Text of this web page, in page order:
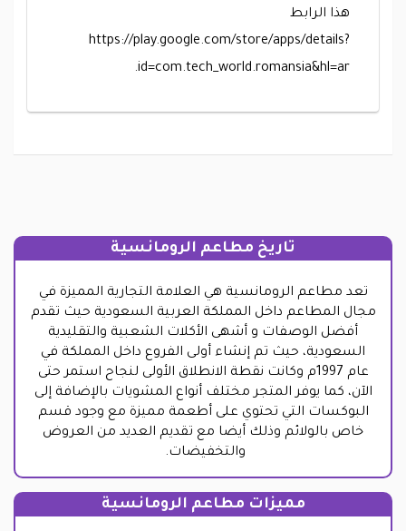
هذا الرابط
https://play.google.com/store/apps/details?
id=com.tech_world.romansia&hl=ar.
تاريخ مطاعم الرومانسية
تعد مطاعم الرومانسية هي العلامة التجارية المميزة في
مجال المطاعم داخل المملكة العربية السعودية حيث تقدم
أفضل الوصفات و أشهى الأكلات الشعبية والتقليدية
السعودية، حيث تم إنشاء أولى الفروع داخل المملكة في
عام 1997م وكانت نقطة الانطلاق الأولى لنجاح استمر حتى
الآن، كما يوفر المتجر مختلف أنواع المشويات بالإضافة إلى
البوكسات التي تحتوي على أطعمة مميزة مع وجود قسم
خاص بالولائم وذلك أيضا مع تقديم العديد من العروض
والتخفيضات.
مميزات مطاعم الرومانسية